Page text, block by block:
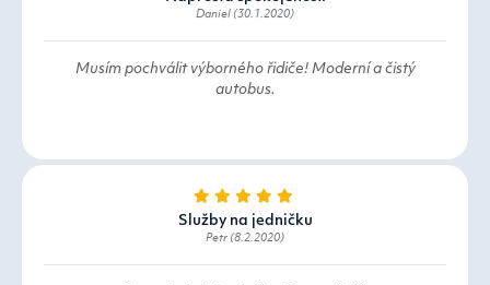
Daniel (30.1.2020)
Musím pochválit výborného řidiče! Moderní a čistý
autobus.
Služby na jedničku
Petr (8.2.2020)